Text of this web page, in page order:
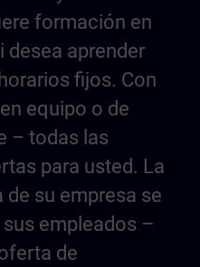
formación en
desea aprender
fijos. Con
equipo o de
– todas las
para usted. La
su empresa se
empleados –
de